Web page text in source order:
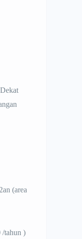
(area
/tahun )